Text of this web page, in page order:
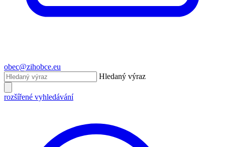
obec@zihobce.eu
Hledaný výraz
rozšířené vyhledávání